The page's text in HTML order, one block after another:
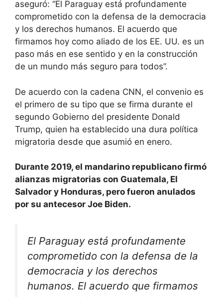
aseguró: “El Paraguay está profundamente
comprometido con la defensa de la democracia
y los derechos humanos. El acuerdo que
firmamos hoy como aliado de los EE. UU. es un
paso más en ese sentido y en la construcción
de un mundo más seguro para todos”.
De acuerdo con la cadena CNN, el convenio es
el primero de su tipo que se firma durante el
segundo Gobierno del presidente Donald
Trump, quien ha establecido una dura política
migratoria desde que asumió en enero.
Durante 2019, el mandarino republicano firmó
alianzas migratorias con Guatemala, El
Salvador y Honduras, pero fueron anulados
por su antecesor Joe Biden.
El Paraguay está profundamente
comprometido con la defensa de la
democracia y los derechos
humanos. El acuerdo que firmamos